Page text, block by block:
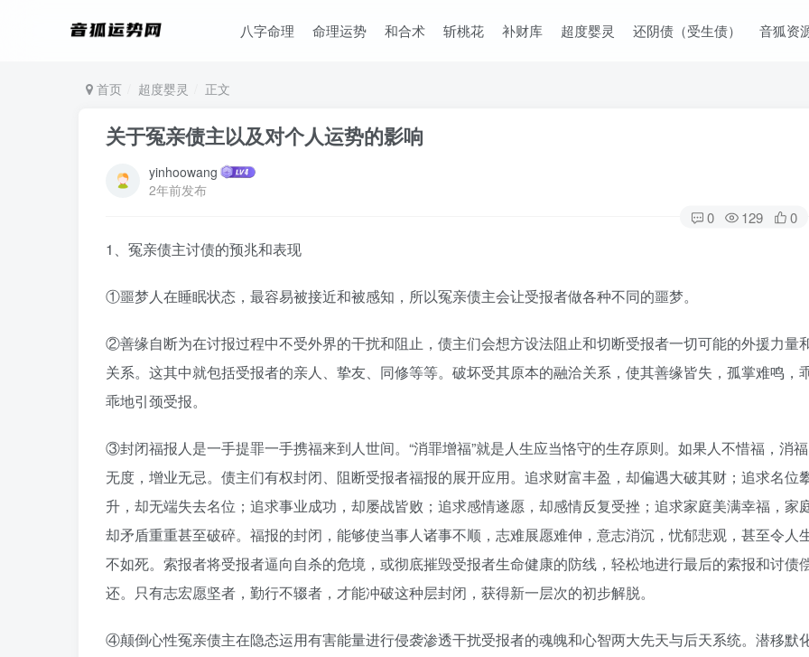
八字命理 命理运势 和合术 斩桃花 补财库 超度婴灵 还阴债（受生债） 音狐资
首页 超度婴灵 正文
关于冤亲债主以及对个人运势的影响
yinhoowang
2年前发布
0 129 0
1、冤亲债主讨债的预兆和表现
①噩梦人在睡眠状态，最容易被接近和被感知，所以冤亲债主会让受报者做各种不同的噩梦。
②善缘自断为在讨报过程中不受外界的干扰和阻止，债主们会想方设法阻止和切断受报者一切可能的外援力量
关系。这其中就包括受报者的亲人、挚友、同修等等。破坏受其原本的融洽关系，使其善缘皆失，孤掌难鸣，
乖地引颈受报。
③封闭福报人是一手提罪一手携福来到人世间。“消罪增福”就是人生应当恪守的生存原则。如果人不惜福，消福
无度，增业无忌。债主们有权封闭、阻断受报者福报的展开应用。追求财富丰盈，却偏遇大破其财；追求名位
升，却无端失去名位；追求事业成功，却屡战皆败；追求感情遂愿，却感情反复受挫；追求家庭美满幸福，家
却矛盾重重甚至破碎。福报的封闭，能够使当事人诸事不顺，志难展愿难伸，意志消沉，忧郁悲观，甚至令人
不如死。索报者将受报者逼向自杀的危境，或彻底摧毁受报者生命健康的防线，轻松地进行最后的索报和讨债
还。只有志宏愿坚者，勤行不辍者，才能冲破这种层封闭，获得新一层次的初步解脱。
④颠倒心性冤亲债主在隐态运用有害能量进行侵袭渗透干扰受报者的魂魄和心智两大先天与后天系统。潜移默